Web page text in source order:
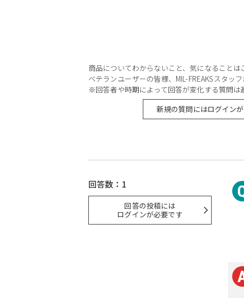
商品についてわからないこと、気になることは
ベテランユーザーの皆様、MIL-FREAKSスタッ
※回答者や時期によって回答が変化する質問は
新規の質問にはログイン
回答数：1
回答の投稿には
ログインが必要です